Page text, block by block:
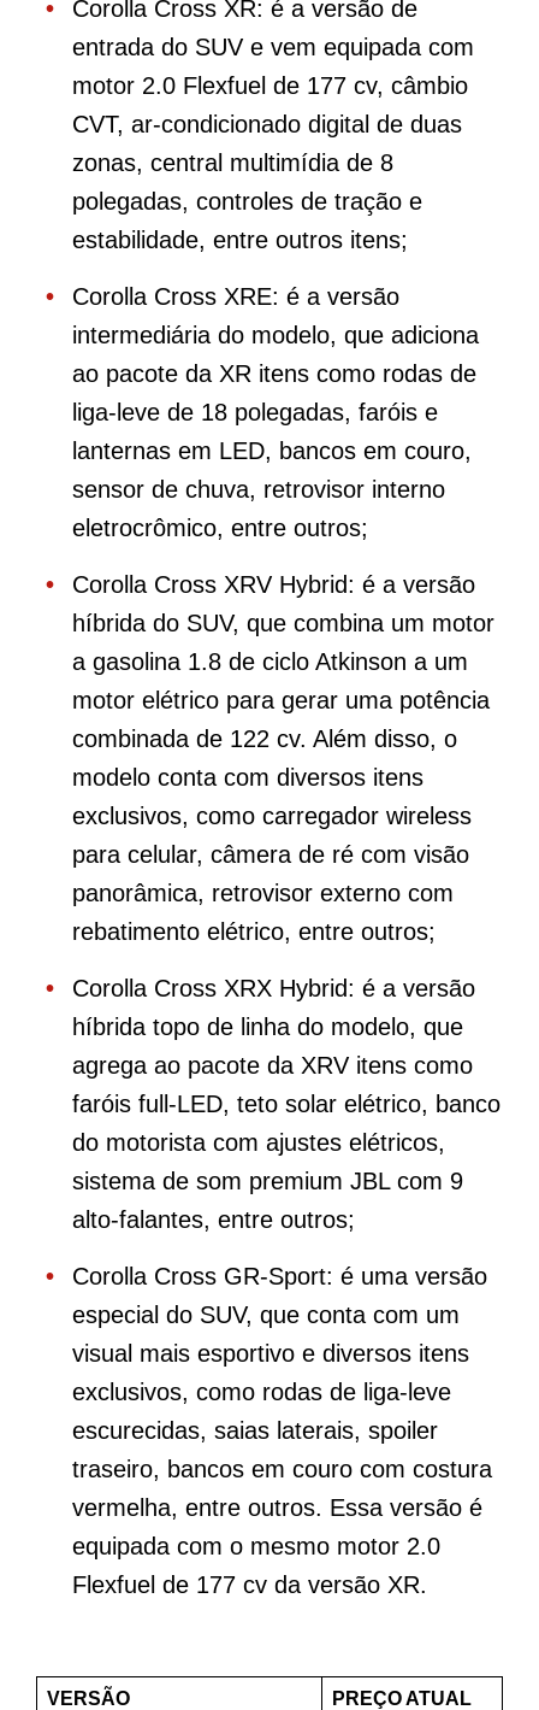
Corolla Cross XR: é a versão de
entrada do SUV e vem equipada com
motor 2.0 Flexfuel de 177 cv, câmbio
CVT, ar-condicionado digital de duas
zonas, central multimídia de 8
polegadas, controles de tração e
estabilidade, entre outros itens;
Corolla Cross XRE: é a versão
intermediária do modelo, que adiciona
ao pacote da XR itens como rodas de
liga-leve de 18 polegadas, faróis e
lanternas em LED, bancos em couro,
sensor de chuva, retrovisor interno
eletrocrômico, entre outros;
Corolla Cross XRV Hybrid: é a versão
híbrida do SUV, que combina um motor
a gasolina 1.8 de ciclo Atkinson a um
motor elétrico para gerar uma potência
combinada de 122 cv. Além disso, o
modelo conta com diversos itens
exclusivos, como carregador wireless
para celular, câmera de ré com visão
panorâmica, retrovisor externo com
rebatimento elétrico, entre outros;
Corolla Cross XRX Hybrid: é a versão
híbrida topo de linha do modelo, que
agrega ao pacote da XRV itens como
faróis full-LED, teto solar elétrico, banco
do motorista com ajustes elétricos,
sistema de som premium JBL com 9
alto-falantes, entre outros;
Corolla Cross GR-Sport: é uma versão
especial do SUV, que conta com um
visual mais esportivo e diversos itens
exclusivos, como rodas de liga-leve
escurecidas, saias laterais, spoiler
traseiro, bancos em couro com costura
vermelha, entre outros. Essa versão é
equipada com o mesmo motor 2.0
Flexfuel de 177 cv da versão XR.
VERSÃO PREÇO ATUAL